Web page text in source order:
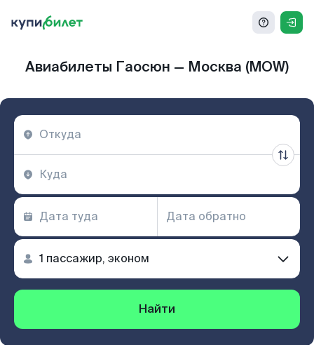
Авиабилеты Гаосюн — Москва (MOW)
Найти